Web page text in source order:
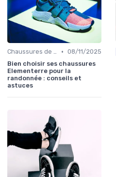
Chaussures de Randonnée • 08/11/2025
Bien choisir ses chaussures
Elementerre pour la
randonnée : conseils et
astuces